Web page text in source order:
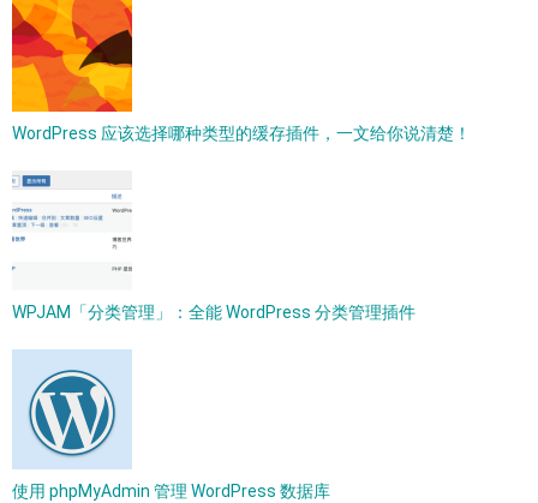
WordPress 应该选择哪种类型的缓存插件，一文给你说清楚！
WPJAM「分类管理」：全能 WordPress 分类管理插件
使用 phpMyAdmin 管理 WordPress 数据库